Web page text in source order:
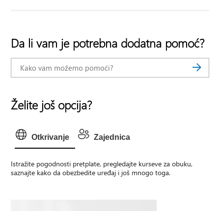
Da li vam je potrebna dodatna pomoć?
Želite još opcija?
Otkrivanje Zajednica
Istražite pogodnosti pretplate, pregledajte kurseve za obuku,
saznajte kako da obezbedite uređaj i još mnogo toga.